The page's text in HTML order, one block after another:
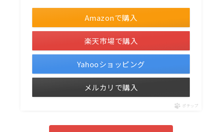
Amazonで購入
楽天市場で購入
Yahooショッピング
メルカリで購入
ポチップ